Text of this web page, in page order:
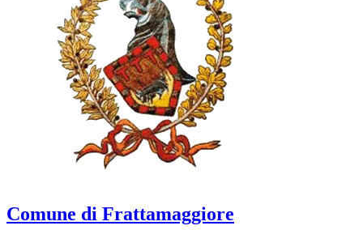
Comune di Frattamaggiore